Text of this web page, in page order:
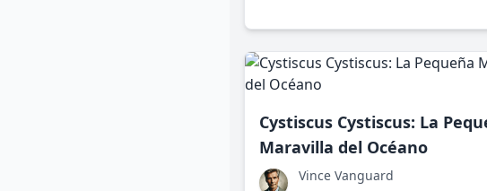
armonioso. Descubre cómo disfrutar
Cystiscus Cystiscus: La
Maravilla del Océano
Vince Vanguard